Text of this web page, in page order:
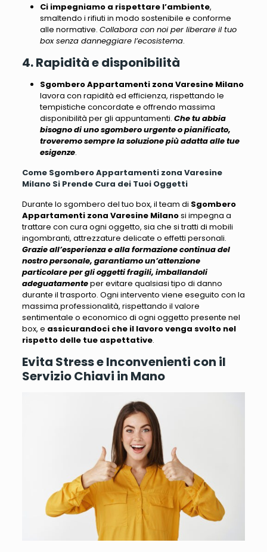
Ci impegniamo a rispettare l’ambiente,
smaltendo i rifiuti in modo sostenibile e conforme
alle normative. Collabora con noi per liberare il tuo
box senza danneggiare l’ecosistema.
4. Rapidità e disponibilità
Sgombero Appartamenti zona Varesine Milano
lavora con rapidità ed efficienza, rispettando le
tempistiche concordate e offrendo massima
disponibilità per gli appuntamenti. Che tu abbia
bisogno di uno sgombero urgente o pianificato,
troveremo sempre la soluzione più adatta alle tue
esigenze.
Come Sgombero Appartamenti zona Varesine
Milano Si Prende Cura dei Tuoi Oggetti
Durante lo sgombero del tuo box, il team di Sgombero
Appartamenti zona Varesine Milanosi impegna a
trattare con cura ogni oggetto, sia che si tratti di mobili
ingombranti, attrezzature delicate o effetti personali.
Grazie all’esperienza e alla formazione continua del
nostro personale, garantiamo un’attenzione
particolare per gli oggetti fragili, imballandoli
adeguatamenteper evitare qualsiasi tipo di danno
durante il trasporto. Ogni intervento viene eseguito con la
massima professionalità, rispettando il valore
sentimentale o economico di ogni oggetto presente nel
box, e assicurandoci che il lavoro venga svolto nel
rispetto delle tue aspettative.
Evita Stress e Inconvenienti con il
Servizio Chiavi in Mano